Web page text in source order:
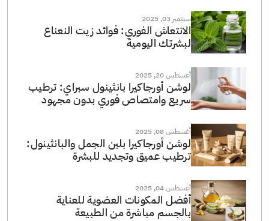
سبتمبر 03, 2025
الانتعاش الفوري: فوائد زيت النعناع
لبشرتك اليومية
أغسطس 20, 2025
لوشن أورجاكيرا بانثينول سبراي: ترطيب
سريع وامتصاص فوري بدون مجهود
أغسطس 08, 2025
لوشن أورجاكيرا بلبن الجمل والبانثينول:
ترطيب عميق وتجديد للبشرة
أغسطس 04, 2025
أفضل المكونات العضوية للعناية
بالجسم مباشرة من الطبيعة